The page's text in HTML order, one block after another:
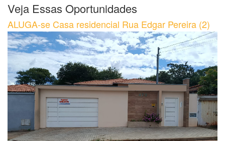
Veja Essas Oportunidades
ALUGA-se Casa residencial Rua Edgar Pereira (2)